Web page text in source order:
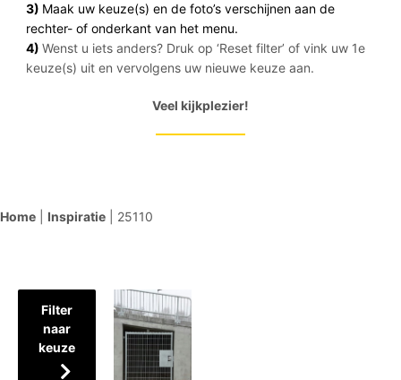
3) Maak uw keuze(s) en de foto’s verschijnen aan de
rechter- of onderkant van het menu.
4) Wenst u iets anders? Druk op ‘Reset filter’ of vink uw 1e
keuze(s) uit en vervolgens uw nieuwe keuze aan.
Veel kijkplezier!
Home Inspiratie 25110
Filter
naar
keuze